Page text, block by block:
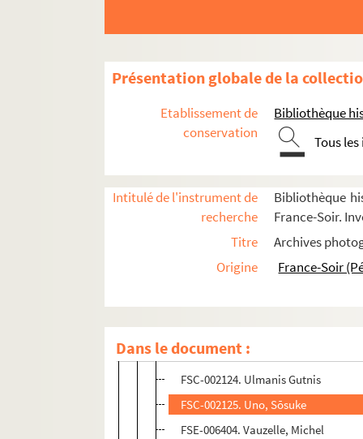
Présentation globale de la
Etablissement de
conservation
Bibliothèque
Tous
Intitulé de l'instrument de
recherche
Bibliothèque
France-Soir.
Titre
Archives
Origine
France-Soir
Dans le document :
FSC-002117. Stéphanie, princesse
FSC-002118. Sylla, Fodé
8-FSC-000175. Tayr, Satvajiit
FSC-002119. Ter-Petrossian, Lévon
FSC-002120. Tchernenko,
FSE-006400. Theodorakis, Mikis
FSC-002122. Thomas, Isabelle
FSE-006401. Tillon, Charles
FSE-006402. Tito, Josip Broz
FSC-002123. Toubon, Jacques
FSC-002124. Ulmanis Gutnis
FSC-002125. Uno, Sōsuke
FSE-006404. Vauzelle, Michel